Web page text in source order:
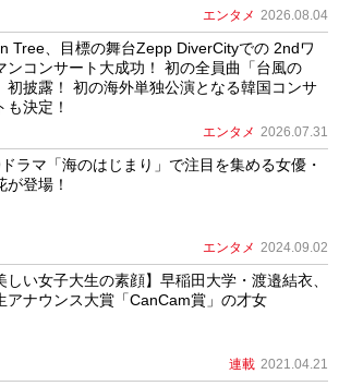
エンタメ 2026.08.04
Tree、目標の舞台Zepp DiverCityでの 2ndワ
ンコンサート大成功！ 初の全員曲「台風の
初披露！ 初の海外単独公演となる韓国コンサ
も決定！
エンタメ 2026.07.31
ドラマ「海のはじまり」で注目を集める女優・
が登場！
エンタメ 2024.09.02
しい女子大生の素顔】早稲田大学・渡邉結衣、
アナウンス大賞「CanCam賞」の才女
連載 2021.04.21